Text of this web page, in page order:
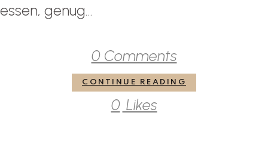
essen, genug...
0 Comments
CONTINUE READING
0 Likes